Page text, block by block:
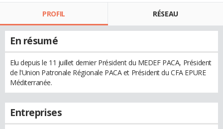
PROFIL RÉSEAU
En résumé
Elu depuis le 11 juillet dernier Président du MEDEF PACA, Président
de l'Union Patronale Régionale PACA et Président du CFA EPURE
Méditerranée.
Entreprises